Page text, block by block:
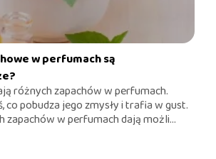
w perfumach są
różnych zapachów w perfumach.
co pobudza jego zmysły i trafia w gust.
zapachów w perfumach dają możli...